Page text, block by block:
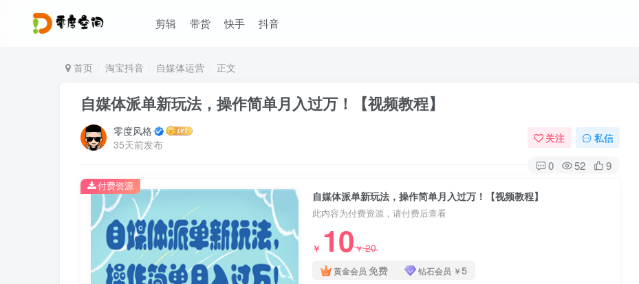
剪辑 带货 快手 抖音
首页 淘宝抖音 自媒体运营 正文
自媒体派单新玩法，操作简单月入过万！【视频教程】
零度风格
35天前发布
关注 私信
0 52 9
自媒体派单新玩法，操作简单月入过万！【视频教程】
此内容为付费资源，请付费后查看
￥ 10￥20
黄金会员 免费 钻石会员 ￥5
付费资源